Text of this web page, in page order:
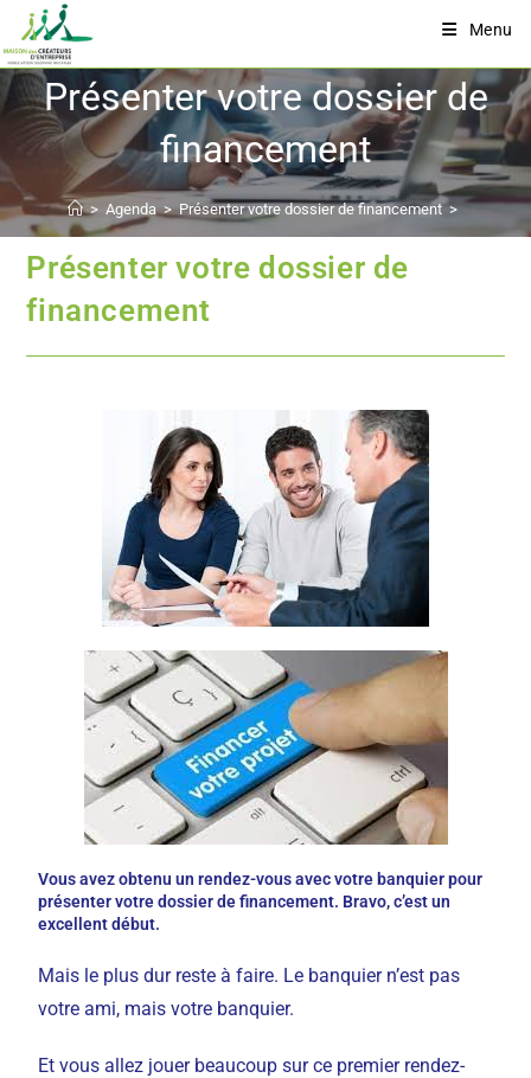
Menu
Présenter votre dossier de
financement
> Agenda > Présenter votre dossier de financement >
Présenter votre dossier de
financement
Vous avez obtenu un rendez-vous avec votre banquier pour
présenter votre dossier de financement. Bravo, c’est un
excellent début.
Mais le plus dur reste à faire. Le banquier n’est pas
votre ami, mais votre banquier.
Et vous allez jouer beaucoup sur ce premier rendez-